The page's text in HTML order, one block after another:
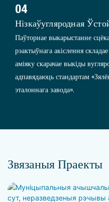
04
Нізкаўугляродная
Паўторнае выкарыстанне
рэактыўнага акіслення
аміяку скарачае выкіды
адпавядаюць стандартам
эталоннага завода».
Звязаныя Праекты